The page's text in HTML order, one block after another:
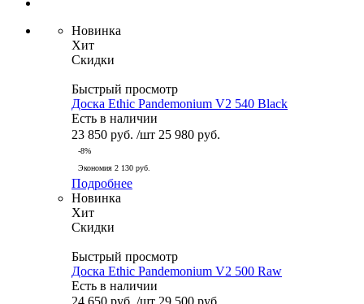
Новинка
Хит
Скидки
Быстрый просмотр
Доска Ethic Pandemonium V2 540 Black
Есть в наличии
23 850 руб. /шт 25 980 руб.
-8%
Экономия 2 130 руб.
Подробнее
Новинка
Хит
Скидки
Быстрый просмотр
Доска Ethic Pandemonium V2 500 Raw
Есть в наличии
24 650 руб. /шт 29 500 руб.